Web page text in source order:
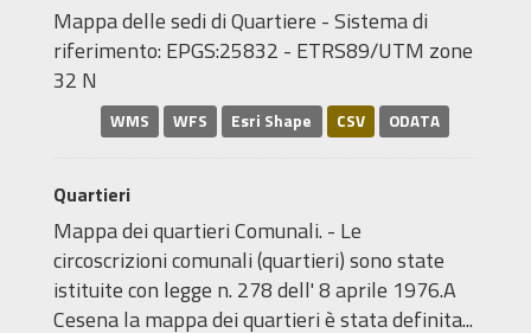
Mappa delle sedi di Quartiere - Sistema di
riferimento: EPGS:25832 - ETRS89/UTM zone
32 N
WMS WFS Esri Shape CSV ODATA
Quartieri
Mappa dei quartieri Comunali. - Le
circoscrizioni comunali (quartieri) sono state
istituite con legge n. 278 dell' 8 aprile 1976.A
Cesena la mappa dei quartieri è stata definita...